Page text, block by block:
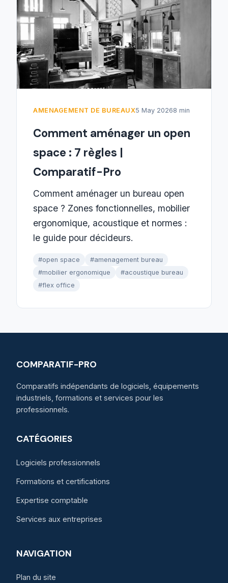
AMENAGEMENT DE BUREAUX5 May 20268 min
Comment aménager un open
space : 7 règles |
Comparatif-Pro
Comment aménager un bureau open
space ? Zones fonctionnelles, mobilier
ergonomique, acoustique et normes :
le guide pour décideurs.
#open space
#amenagement bureau
#mobilier ergonomique
#acoustique bureau
#flex office
COMPARATIF-PRO
Comparatifs indépendants de logiciels, équipements
industriels, formations et services pour les
professionnels.
CATÉGORIES
Logiciels professionnels
Formations et certifications
Expertise comptable
Services aux entreprises
NAVIGATION
Plan du site